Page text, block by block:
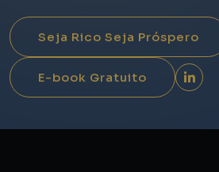
Seja Rico Seja Próspero
E-book Gratuito